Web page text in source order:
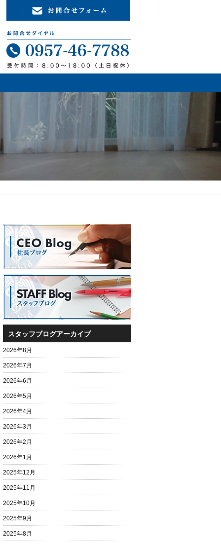
スタッフブログアーカイブ
2026年8月
2026年7月
2026年6月
2026年5月
2026年4月
2026年3月
2026年2月
2026年1月
2025年12月
2025年11月
2025年10月
2025年9月
2025年8月